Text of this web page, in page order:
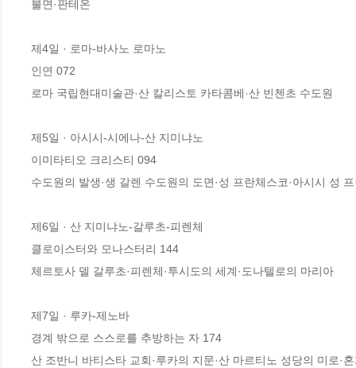
불면·판테온
제4일 · 로마-바사노 로마노
인연 072
로마 국립현대미술관·산 칼리스토 카타콤베·산 빈첸초 수도원
제5일 · 아시시-시에나-산 지미냐노
이미타티오 크리스티 094
수도원의 발생·생 갈렌 수도원의 도면·성 프란체스코·아시시 성
제6일 · 산 지미냐노-갈루초-피렌체
클로이스터와 모나스터리 144
체르토사 델 갈루초·피렌체·투시도의 세계·도나텔로의 마리아
제7일 · 루카-제노바
경계 밖으로 스스로를 추방하는 자 174
산 조반니 바티스타 교회·루카의 지문·산 마르티노 성당의 미로·